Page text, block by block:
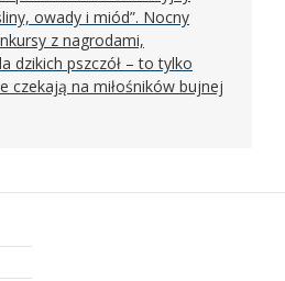
owady i miód”. Nocny
z nagrodami,
dzikich pszczół – to tylko
czekają na miłośników bujnej